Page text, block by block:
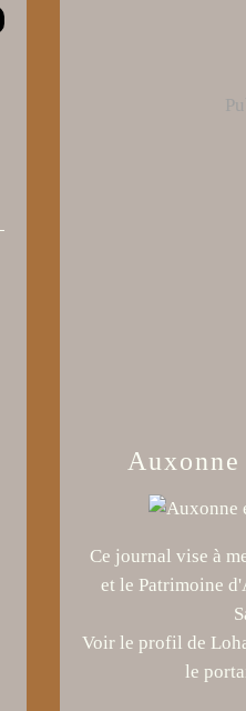
Ce journal vise à
et le Patrimoine
Voir le profil de
le